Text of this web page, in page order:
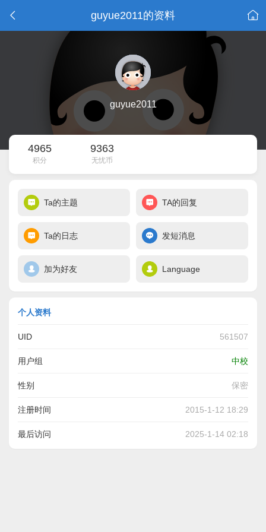
guyue2011的资料
guyue2011
4965
积分
9363
无忧币
Ta的主题 TA的回复
Ta的日志 发短消息
加为好友 Language
个人资料
UID 561507
用户组 中校
性别 保密
注册时间 2015-1-12 18:29
最后访问 2025-1-14 02:18